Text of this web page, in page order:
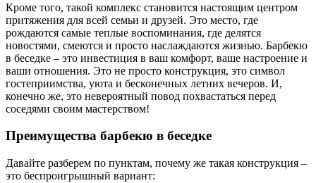
Кроме того, такой комплекс становится настоящим центром
притяжения для всей семьи и друзей. Это место, где
рождаются самые теплые воспоминания, где делятся
новостями, смеются и просто наслаждаются жизнью. Барбекю
в беседке – это инвестиция в ваш комфорт, ваше настроение и
ваши отношения. Это не просто конструкция, это символ
гостеприимства, уюта и бесконечных летних вечеров. И,
конечно же, это невероятный повод похвастаться перед
соседями своим мастерством!
Преимущества барбекю в беседке
Давайте разберем по пунктам, почему же такая конструкция –
это беспроигрышный вариант: